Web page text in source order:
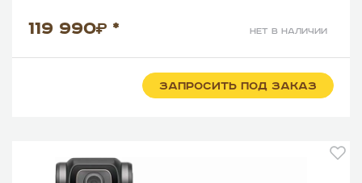
119 990 * нет в наличии
ЗАПРОСИТЬ ПОД ЗАКАЗ